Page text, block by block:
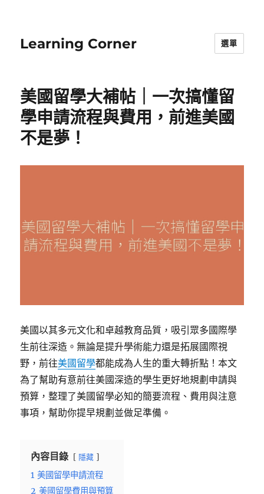
Learning Corner 選單
美國留學大補帖｜一次搞懂留
學申請流程與費用，前進美國
不是夢！
美國以其多元文化和卓越教育品質，吸引眾多國際學
生前往深造。無論是提升學術能力還是拓展國際視
野，前往美國留學都能成為人生的重大轉折點！本文
為了幫助有意前往美國深造的學生更好地規劃申請與
預算，整理了美國留學必知的簡要流程、費用與注意
事項，幫助你提早規劃並做足準備。
內容目錄 隱藏
1 美國留學申請流程
2 美國留學費用與預算